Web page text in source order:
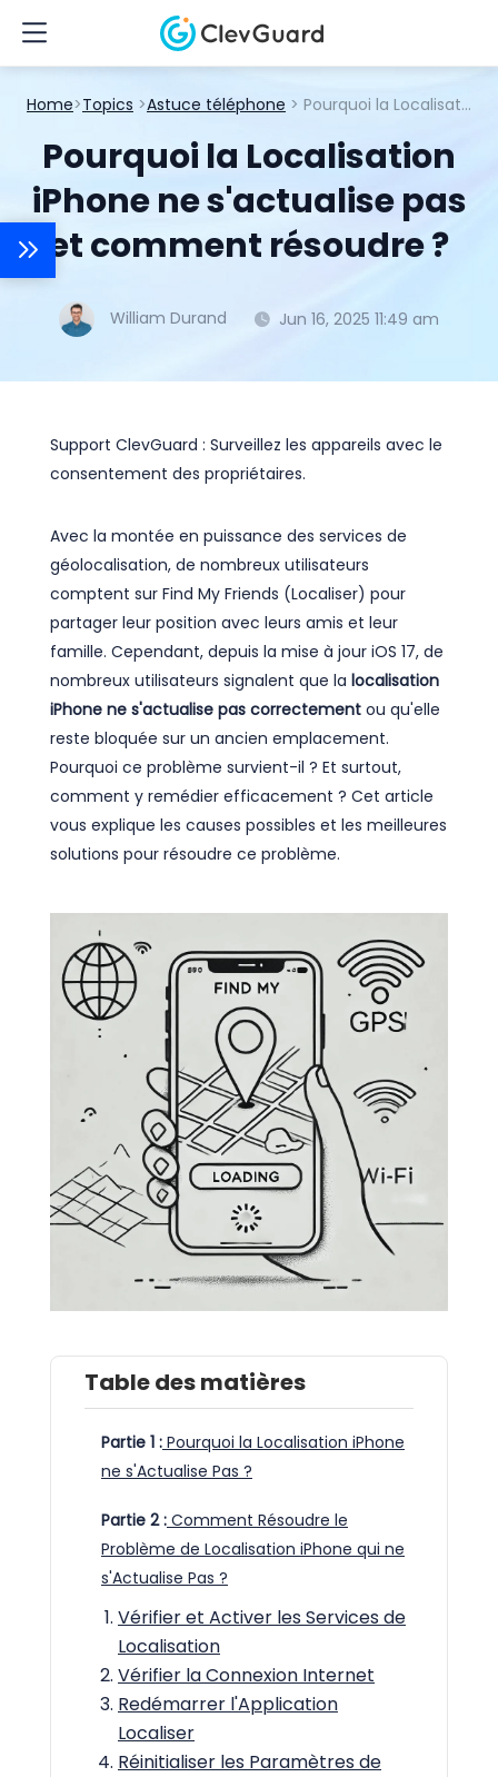
Home>Topics >Astuce téléphone > Pourquoi la Localisation iPhone ne s'actualise pas et comment résoudre ?
Pourquoi la Localisation
iPhone ne s'actualise pas
et comment résoudre ?
William Durand Jun 16, 2025 11:49 am
Support ClevGuard : Surveillez les appareils avec le
consentement des propriétaires.
Avec la montée en puissance des services de
géolocalisation, de nombreux utilisateurs
comptent sur Find My Friends (Localiser) pour
partager leur position avec leurs amis et leur
famille. Cependant, depuis la mise à jour iOS 17, de
nombreux utilisateurs signalent que la localisation
iPhone ne s'actualise pas correctement ou qu'elle
reste bloquée sur un ancien emplacement.
Pourquoi ce problème survient-il ? Et surtout,
comment y remédier efficacement ? Cet article
vous explique les causes possibles et les meilleures
solutions pour résoudre ce problème.
Table des matières
Partie 1 : Pourquoi la Localisation iPhone
ne s'Actualise Pas ?
Partie 2 : Comment Résoudre le
Problème de Localisation iPhone qui ne
s'Actualise Pas ?
Vérifier et Activer les Services de
Localisation
Vérifier la Connexion Internet
Redémarrer l'Application
Localiser
Réinitialiser les Paramètres de